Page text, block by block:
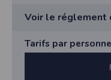
Voir le réglement
• Epreuve ouverte
et FFTRI dès la
doit fournir lors de
Tarifs par
synchronisation de base, il
appareil lorsque vous utilisez
ajustant les paramètres de
Cette application